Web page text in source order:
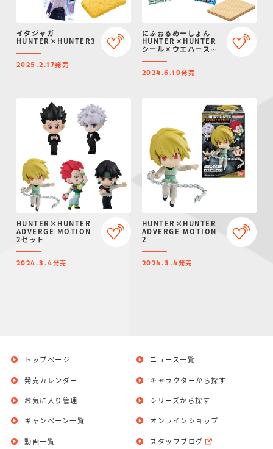
イタジャガ
HUNTER×HUNTER3
2025.2.17発売
にふぉるめーしょん
HUNTER×HUNTER
シール×ウエハース
2024.6.10発売
HUNTER×HUNTER
ADVERGE MOTION
2セット
2024.3.4発売
HUNTER×HUNTER
ADVERGE MOTION
2
2024.3.4発売
トップページ
発売カレンダー
お気に入り管理
ニュース一覧
キャラクターから探す
シリーズから探す
キャンペーン一覧
動画一覧
オンラインショップ
スタッフブログ